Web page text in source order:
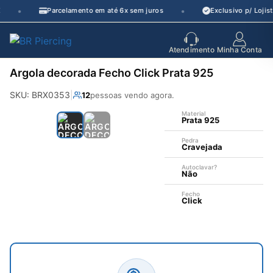
Pular
para
• Parcelamento em até 6x sem juros • Exclusivo p/
de crescimento Atendimento Minha Conta
Argola decorada Fecho Click Prata 925
SKU: BRX0353 12pessoas vendo agora.
Material
Prata 925
Pedra
Cravejada
Autoclavar?
Não
Fecho
Click